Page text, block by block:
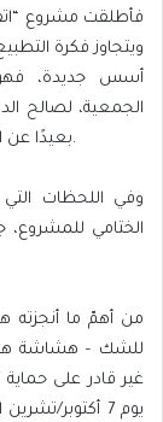
فأطلقت مشروع
ويتجاوز فكرة
أسس جديدة، فهو
الجمعية، لصالح
بعيدًا عن المصالح المشتركة للمنطقة وشعوبها ومستقبلها.
وفي اللحظات
من أهمّ ما أنجزته
للشك – هشاشة هذا
غير قادر على
يوم 7 أكتوبر/